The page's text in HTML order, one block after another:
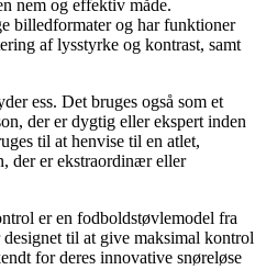
nem og effektiv måde.
billedformater og har funktioner
af lysstyrke og kontrast, samt
ess. Det bruges også som et
der er dygtig eller ekspert inden
til at henvise til en atlet,
der er ekstraordinær eller
er en fodboldstøvlemodel fra
til at give maksimal kontrol
for deres innovative snøreløse